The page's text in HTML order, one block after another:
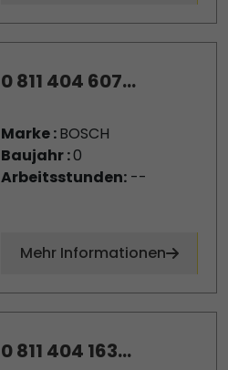
0 811 404 607...
Marke :BOSCH
Baujahr :0
Arbeitsstunden:--
Mehr Informationen
0 811 404 163...